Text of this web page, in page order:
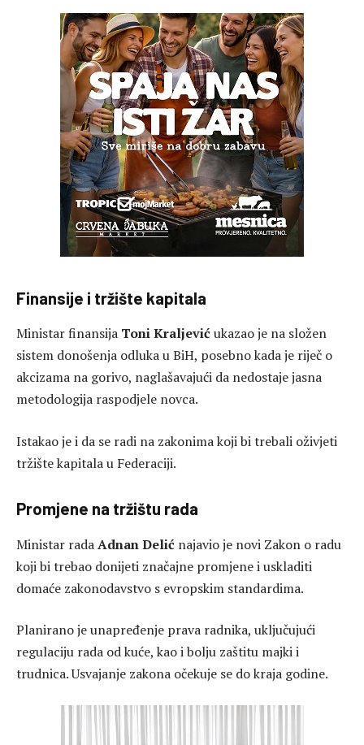
Finansije i tržište kapitala
Ministar finansija Toni Kraljevićukazao je na složen
sistem donošenja odluka u BiH, posebno kada je riječ o
akcizama na gorivo, naglašavajući da nedostaje jasna
metodologija raspodjele novca.
Istakao je i da se radi na zakonima koji bi trebali oživjeti
tržište kapitala u Federaciji.
Promjene na tržištu rada
Ministar radaAdnan Delić najavio je novi Zakon o radu
koji bi trebao donijeti značajne promjene i uskladiti
domaće zakonodavstvo s evropskim standardima.
Planirano je unapređenje prava radnika, uključujući
regulaciju rada od kuće, kao i bolju zaštitu majki i
trudnica. Usvajanje zakona očekuje se do kraja godine.